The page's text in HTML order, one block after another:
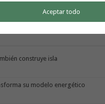
construye isla
su modelo energético
Aceptar todo